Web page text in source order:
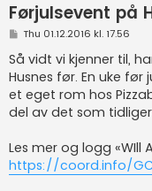
Førjulsevent på
P
s
t
Thu 01.12.2016 kl. 17.56
Så vidt vi kjenner til,
Husnes før. En uke
et eget rom hos
del av det som
Les mer og logg «WIll
https://coord.info/